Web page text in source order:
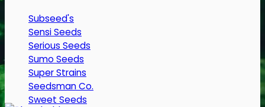
Subseed's
Sensi Seeds
Serious Seeds
Sumo Seeds
Super Strains
Seedsman Co.
Sweet Seeds